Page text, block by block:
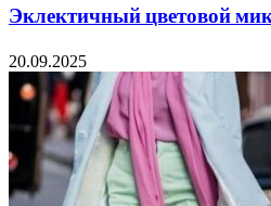
Эклектичный цветовой
20.09.2025